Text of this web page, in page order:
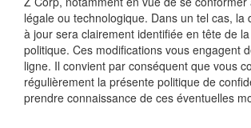
légale ou technologique. Dans un tel cas, la
à jour sera clairement identifiée en tête de
politique. Ces modifications vous engagent
ligne. Il convient par conséquent que vous
régulièrement la présente politique de
prendre connaissance de ces éventuelles